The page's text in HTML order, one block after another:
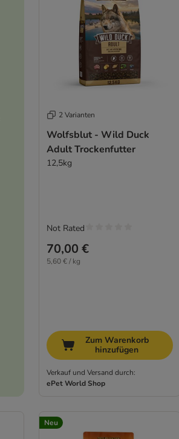
2 Varianten
Wolfsblut - Wild Duck
Adult Trockenfutter
12,5kg
70,00 €
5,60 € / kg
Not Rated
Zum Warenkorb
hinzufügen
Verkauf und Versand durch:
ePet World Shop
Neu